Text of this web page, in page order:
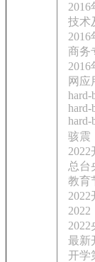
技术
商务
网应
hard-
hard-
hard-
骇震
总台
教育
最新
开学